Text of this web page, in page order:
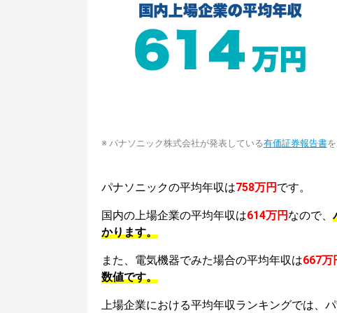
※ パナソニック株式会社が発表している有価証券報告書
パナソニックの平均年収は758万円 です。
国内の上場企業の平均年収は614万円 なので、
かります。
また、電気機器でみた場合の平均年収は667万
数値です。
上場企業における平均年収ランキングでは、